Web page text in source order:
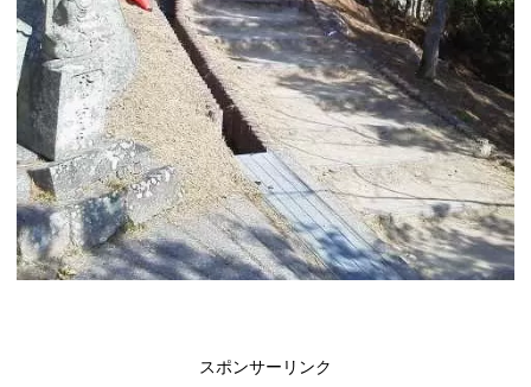
スポンサーリンク